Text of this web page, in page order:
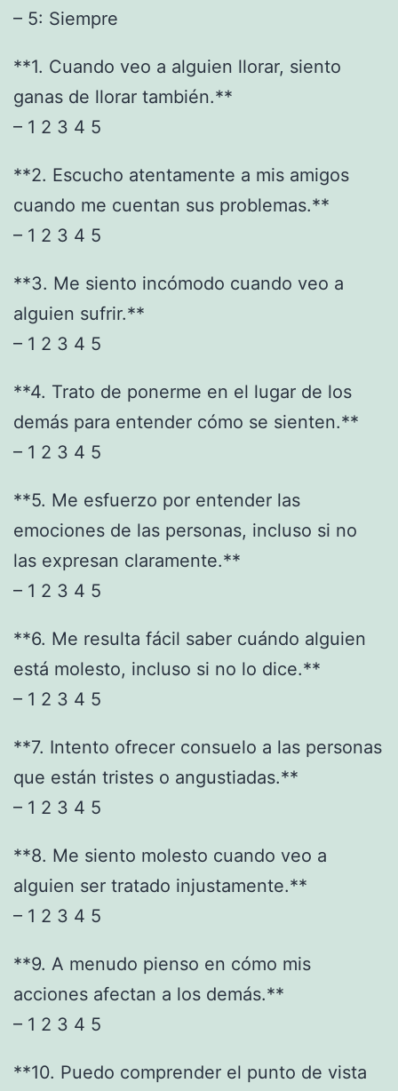
– 5: Siempre
**1. Cuando veo a alguien llorar, siento
ganas de llorar también.**
– 1 2 3 4 5
**2. Escucho atentamente a mis amigos
cuando me cuentan sus problemas.**
– 1 2 3 4 5
**3. Me siento incómodo cuando veo a
alguien sufrir.**
– 1 2 3 4 5
**4. Trato de ponerme en el lugar de los
demás para entender cómo se sienten.**
– 1 2 3 4 5
**5. Me esfuerzo por entender las
emociones de las personas, incluso si no
las expresan claramente.**
– 1 2 3 4 5
**6. Me resulta fácil saber cuándo alguien
está molesto, incluso si no lo dice.**
– 1 2 3 4 5
**7. Intento ofrecer consuelo a las personas
que están tristes o angustiadas.**
– 1 2 3 4 5
**8. Me siento molesto cuando veo a
alguien ser tratado injustamente.**
– 1 2 3 4 5
**9. A menudo pienso en cómo mis
acciones afectan a los demás.**
– 1 2 3 4 5
**10. Puedo comprender el punto de vista